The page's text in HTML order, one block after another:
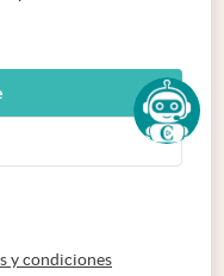
y condicionesabre en nueva